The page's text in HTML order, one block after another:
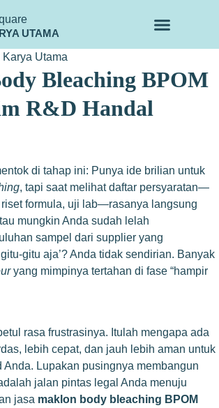
UTAMA
Bleaching BPOM
R&D Handal
di tahap ini: Punya ide brilian untuk
, tapi saat melihat daftar persyaratan—
formula, uji lab—rasanya langsung
mungkin Anda sudah lelah
sampel dari supplier yang
gitu aja’? Anda tidak sendirian. Banyak
yang mimpinya tertahan di fase “hampir
rasa frustrasinya. Itulah mengapa ada
lebih cepat, dan jauh lebih aman untuk
Anda. Lupakan pusingnya membangun
jalan pintas legal Anda menuju
jasa maklon body bleaching BPOM